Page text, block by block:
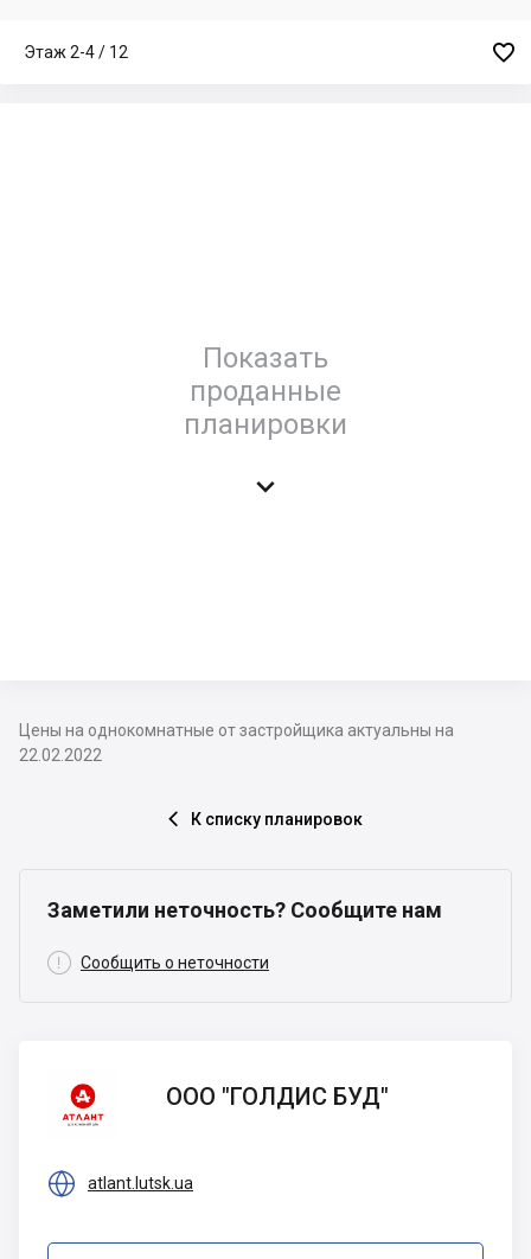
Этаж 2-4 / 12 
Показать
проданные
планировки

Цены на однокомнатные от застройщика актуальны на
22.02.2022
 К списку планировок
Заметили неточность? Сообщите нам
 Сообщить о неточности
ООО
"ГОЛДИС
БУД"
ООО "ГОЛДИС БУД"
 atlant.lutsk.ua